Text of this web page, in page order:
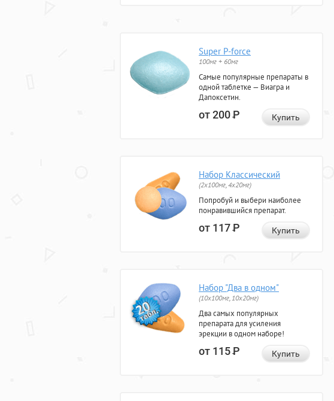
Super P-force
100мг + 60мг
Самые популярные препараты в
одной таблетке — Виагра и
Дапоксетин.
от 200Р Купить
Набор Классический
(2x100мг, 4x20мг)
Попробуй и выбери наиболее
понравившийся препарат.
от 117Р Купить
Набор "Два в одном"
(10x100мг, 10x20мг)
Два самых популярных
препарата для усиления
эрекции в одном наборе!
от 115Р Купить